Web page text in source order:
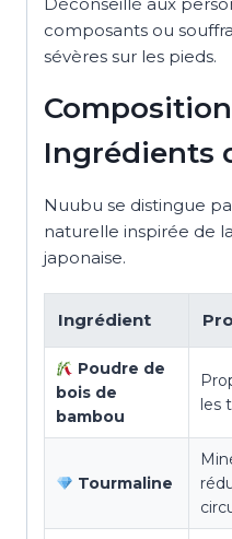
composants ou
sévères sur les pieds.
Ingrédients
Nuubu se distingue
naturelle inspirée de
japonaise.
Ingrédient
Poudre de
bois de
bambou
les
Tourmaline